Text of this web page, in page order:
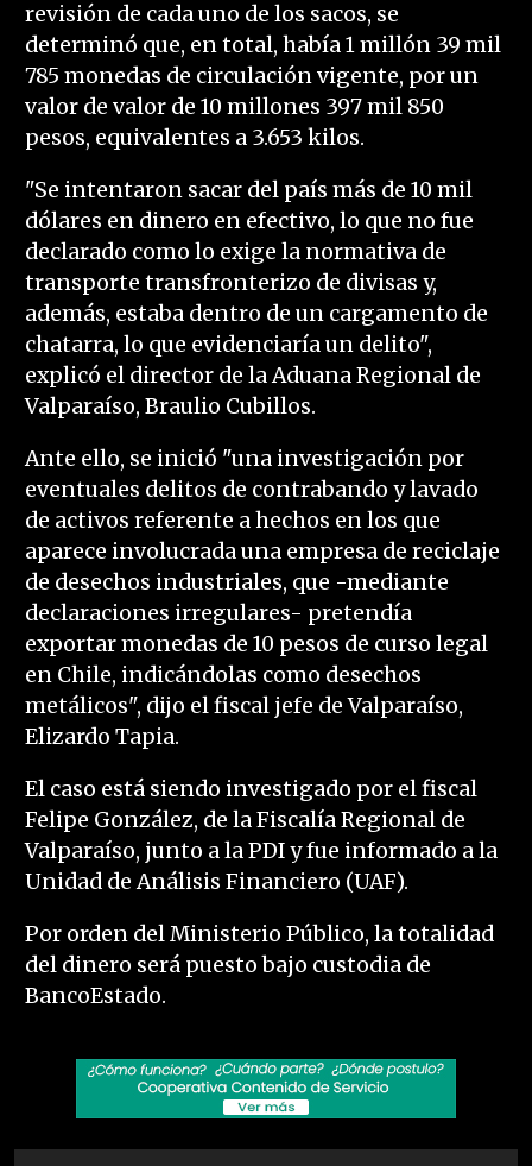
revisión de cada uno de los sacos, se
determinó que, en total, había 1 millón 39 mil
785 monedas de circulación vigente, por un
valor de valor de 10 millones 397 mil 850
pesos, equivalentes a 3.653 kilos.
"Se intentaron sacar del país más de 10 mil
dólares en dinero en efectivo, lo que no fue
declarado como lo exige la normativa de
transporte transfronterizo de divisas y,
además, estaba dentro de un cargamento de
chatarra, lo que evidenciaría un delito",
explicó el director de la Aduana Regional de
Valparaíso, Braulio Cubillos.
Ante ello, se inició "una investigación por
eventuales delitos de contrabando y lavado
de activos referente a hechos en los que
aparece involucrada una empresa de reciclaje
de desechos industriales, que -mediante
declaraciones irregulares- pretendía
exportar monedas de 10 pesos de curso legal
en Chile, indicándolas como desechos
metálicos", dijo el fiscal jefe de Valparaíso,
Elizardo Tapia.
El caso está siendo investigado por el fiscal
Felipe González, de la Fiscalía Regional de
Valparaíso, junto a la PDI y fue informado a la
Unidad de Análisis Financiero (UAF).
Por orden del Ministerio Público, la totalidad
del dinero será puesto bajo custodia de
BancoEstado.